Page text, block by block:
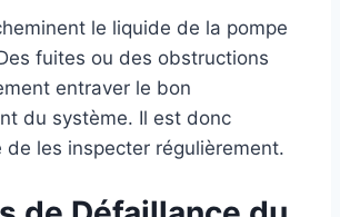
le liquide de la pompe
fuites ou des obstructions
entraver le bon
du système. Il est donc
de les inspecter régulièrement.